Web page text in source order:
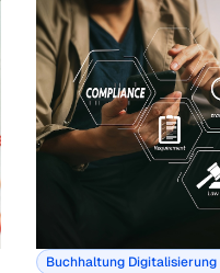
Buchhaltung Digitalisierung